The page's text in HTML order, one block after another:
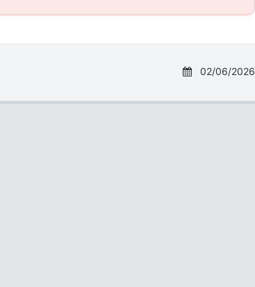
02/06/2026